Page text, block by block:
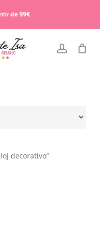
de 99€
account
Cart
decorativo”